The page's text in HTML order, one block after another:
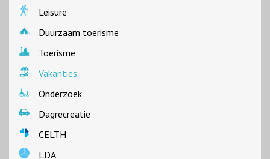
Leisure
Duurzaam toerisme
Toerisme
Vakanties
Onderzoek
Dagrecreatie
CELTH
LDA